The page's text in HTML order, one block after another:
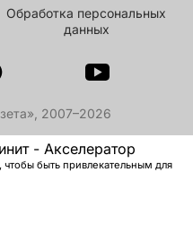
Обработка персональных
данных
2007–2026
- Акселератор
чтобы быть привлекательным для